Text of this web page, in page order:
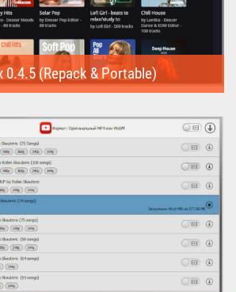
0.4.5 (Repack & Portable)
треки...